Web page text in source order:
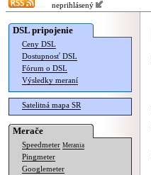
neprihlásený
DSL pripojenie
Ceny DSL
Dostupnosť DSL
Fórum o DSL
Výsledky meraní
Satelitná mapa SR
Merače
Speedmeter Merania
Pingmeter
Googlemeter